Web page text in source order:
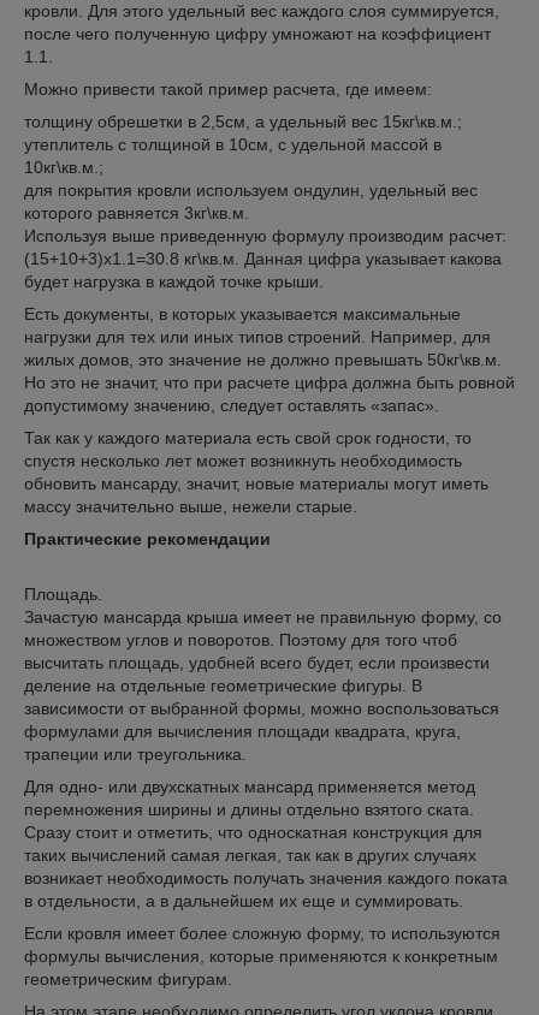
кровли. Для этого удельный вес каждого слоя суммируется,
после чего полученную цифру умножают на коэффициент
1.1.
Можно привести такой пример расчета, где имеем:
толщину обрешетки в 2,5см, а удельный вес 15кг\кв.м.;
утеплитель с толщиной в 10см, с удельной массой в
10кг\кв.м.;
для покрытия кровли используем ондулин, удельный вес
которого равняется 3кг\кв.м.
Используя выше приведенную формулу производим расчет:
(15+10+3)х1.1=30.8 кг\кв.м. Данная цифра указывает какова
будет нагрузка в каждой точке крыши.
Есть документы, в которых указывается максимальные
нагрузки для тех или иных типов строений. Например, для
жилых домов, это значение не должно превышать 50кг\кв.м.
Но это не значит, что при расчете цифра должна быть ровной
допустимому значению, следует оставлять «запас».
Так как у каждого материала есть свой срок годности, то
спустя несколько лет может возникнуть необходимость
обновить мансарду, значит, новые материалы могут иметь
массу значительно выше, нежели старые.
Практические рекомендации
Площадь.
Зачастую мансарда крыша имеет не правильную форму, со
множеством углов и поворотов. Поэтому для того чтоб
высчитать площадь, удобней всего будет, если произвести
деление на отдельные геометрические фигуры. В
зависимости от выбранной формы, можно воспользоваться
формулами для вычисления площади квадрата, круга,
трапеции или треугольника.
Для одно- или двухскатных мансард применяется метод
перемножения ширины и длины отдельно взятого ската.
Сразу стоит и отметить, что односкатная конструкция для
таких вычислений самая легкая, так как в других случаях
возникает необходимость получать значения каждого поката
в отдельности, а в дальнейшем их еще и суммировать.
Если кровля имеет более сложную форму, то используются
формулы вычисления, которые применяются к конкретным
геометрическим фигурам.